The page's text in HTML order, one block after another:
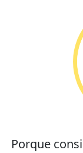
Porque